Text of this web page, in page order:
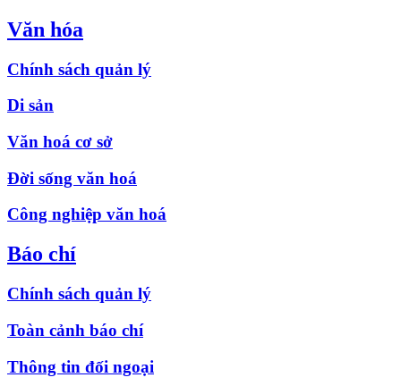
Văn hóa
Chính sách quản lý
Di sản
Văn hoá cơ sở
Đời sống văn hoá
Công nghiệp văn hoá
Báo chí
Chính sách quản lý
Toàn cảnh báo chí
Thông tin đối ngoại